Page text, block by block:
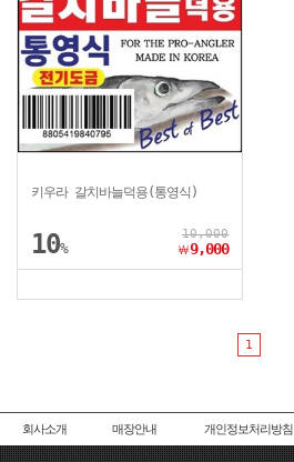
키우라 갈치바늘덕용(통영식)
10%
10,000
￦9,000
1
회사소개 매장안내 개인정보처리방침